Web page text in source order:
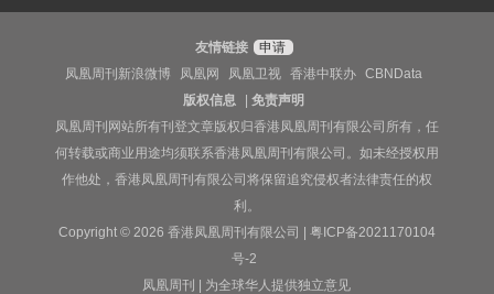
友情链接
申请
凤凰周刊新浪微博
凤凰网 凤凰卫视 香港中联办
CBNData
版权信息
|免责声明
凤凰周刊网站所有刊登文章版权归香港凤凰周刊有限公司所有，任
何转载或商业用途均须联系香港凤凰周刊有限公司。如未经授权用
作他处，香港凤凰周刊有限公司将保留追究侵权者法律责任的权
利。
Copyright © 2026 香港凤凰周刊有限公司 | 粤ICP备2021170104
号-2
凤凰周刊 | 为全球华人提供独立意见